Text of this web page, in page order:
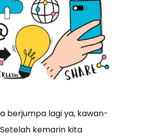
berjumpa lagi ya, kawan-
kemarin kita